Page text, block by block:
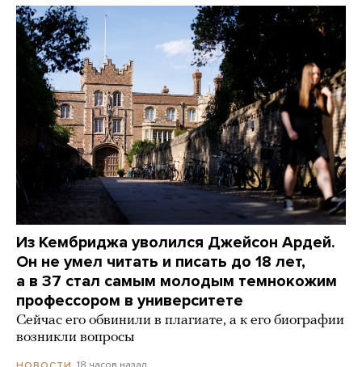
Из Кембриджа уволился Джейсон Ардей.
Он не умел читать и писать до 18 лет,
а в 37 стал самым молодым темнокожим
профессором в университете
Сейчас его обвинили в плагиате, а к его биографии
возникли вопросы